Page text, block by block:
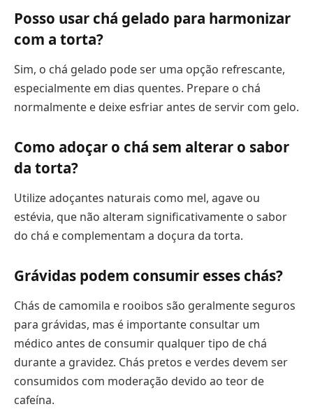
Posso usar chá gelado para harmonizar
com a torta?
Sim, o chá gelado pode ser uma opção refrescante,
especialmente em dias quentes. Prepare o chá
normalmente e deixe esfriar antes de servir com gelo.
Como adoçar o chá sem alterar o sabor
da torta?
Utilize adoçantes naturais como mel, agave ou
estévia, que não alteram significativamente o sabor
do chá e complementam a doçura da torta.
Grávidas podem consumir esses chás?
Chás de camomila e rooibos são geralmente seguros
para grávidas, mas é importante consultar um
médico antes de consumir qualquer tipo de chá
durante a gravidez. Chás pretos e verdes devem ser
consumidos com moderação devido ao teor de
cafeína.